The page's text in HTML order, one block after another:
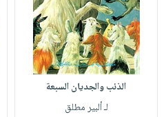
صابون
أطفال
مناسبات
فيديوهات
أسئلة
يتكرر
طرحها
خدمات
عربة
التسوق
نشرة
الإصدارات
الذئب والجديان السبعة
لـ ألبير مطلق